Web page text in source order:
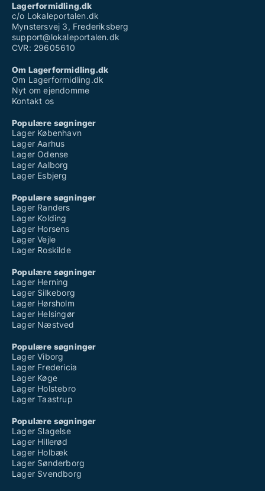
Lagerformidling.dk
c/o Lokaleportalen.dk
Mynstersvej 3, Frederiksberg
support@lokaleportalen.dk
CVR: 29605610
Om Lagerformidling.dk
Om Lagerformidling.dk
Nyt om ejendomme
Kontakt os
Populære søgninger
Lager København
Lager Aarhus
Lager Odense
Lager Aalborg
Lager Esbjerg
Populære søgninger
Lager Randers
Lager Kolding
Lager Horsens
Lager Vejle
Lager Roskilde
Populære søgninger
Lager Herning
Lager Silkeborg
Lager Hørsholm
Lager Helsingør
Lager Næstved
Populære søgninger
Lager Viborg
Lager Fredericia
Lager Køge
Lager Holstebro
Lager Taastrup
Populære søgninger
Lager Slagelse
Lager Hillerød
Lager Holbæk
Lager Sønderborg
Lager Svendborg